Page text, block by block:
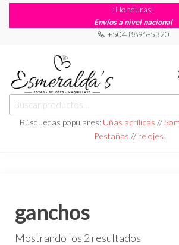
¡Honduras!
Envíos a nivel nacional
+504 8895-5320
Joyería
Esmeraldas
Joyería |
Maquillaje
|
Relojería
Búsquedas populares: Uñas acrílicas //
Pestañas // relojes
ganchos
Mostrando los 2 resultados